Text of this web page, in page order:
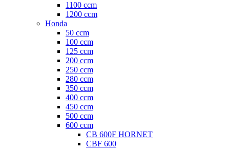
1100 ccm
1200 ccm
Honda
50 ccm
100 ccm
125 ccm
200 ccm
250 ccm
280 ccm
350 ccm
400 ccm
450 ccm
500 ccm
600 ccm
CB 600F HORNET
CBF 600